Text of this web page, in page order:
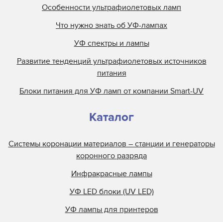
Особенности ультрафиолетовых ламп
Что нужно знать об УФ-лампах
УФ спектры и лампы
Развитие тенденций ультрафиолетовых источников
питания
Блоки питания для УФ ламп от компании Smart-UV
Каталог
Системы коронации материалов – станции и генераторы
коронного разряда
Инфракрасные лампы
УФ LED блоки (UV LED)
УФ лампы для принтеров